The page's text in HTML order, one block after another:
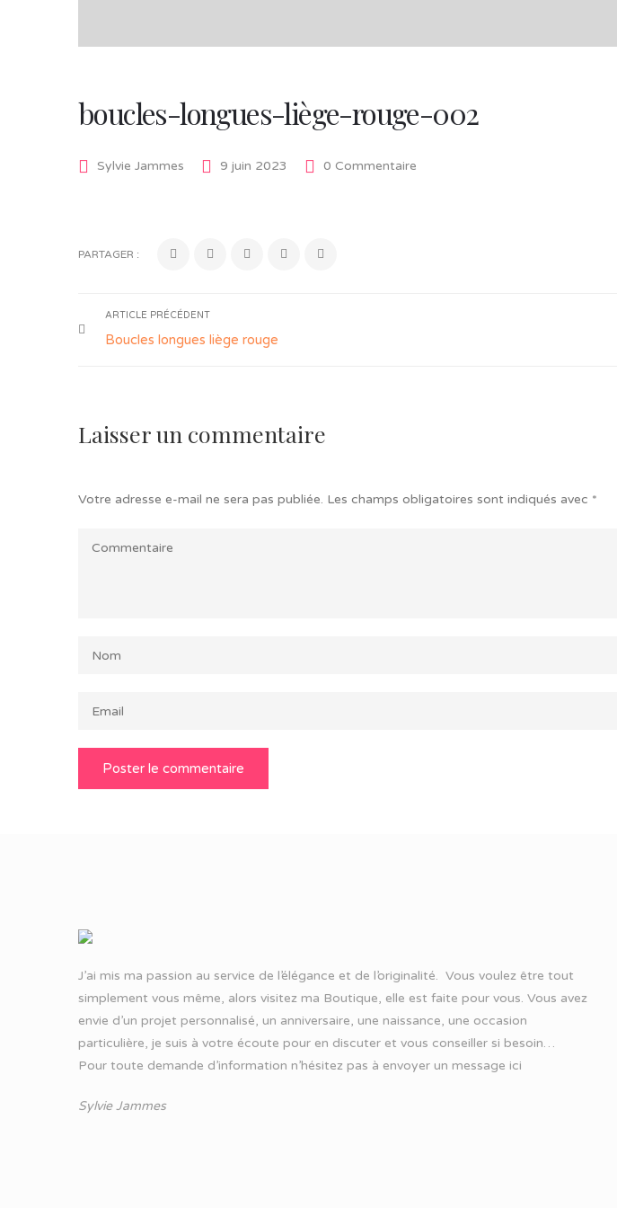
boucles-longues-liège-rouge-002
Sylvie Jammes 9 juin 2023 0 Commentaire
PARTAGER :
ARTICLE PRÉCÉDENT
Boucles longues liège rouge
Laisser un commentaire
Votre adresse e-mail ne sera pas publiée. Les champs obligatoires sont indiqués avec *
J’ai mis ma passion au service de l’élégance et de l’originalité. Vous voulez être tout
simplement vous même, alors visitez ma Boutique, elle est faite pour vous. Vous avez
envie d’un projet personnalisé, un anniversaire, une naissance, une occasion
particulière, je suis à votre écoute pour en discuter et vous conseiller si besoin…
Pour toute demande d’information n’hésitez pas à envoyer un message ici
Sylvie Jammes